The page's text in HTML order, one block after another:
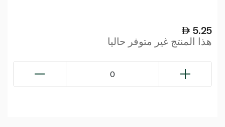
5.25
هذا المنتج غير متوفر حاليا
0